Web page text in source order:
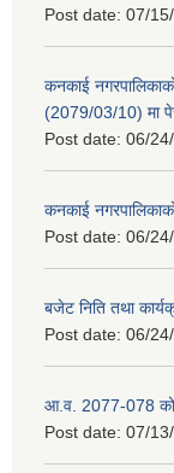
Post date: 07/
कनकाई
(2079/03/10) मा
Post date: 06/
कनकाई
Post date: 06/
बजेट निति तथा
Post date: 06/
आ.व. 2077-078 को
Post date: 07/